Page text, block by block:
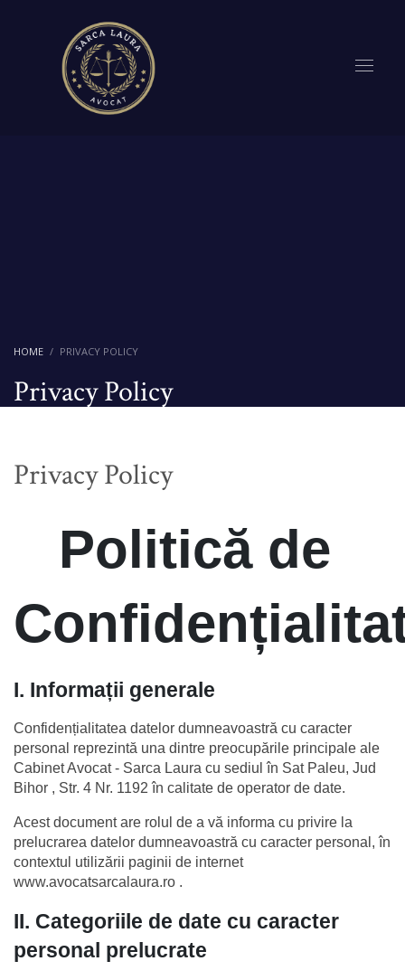
HOME PRIVACY POLICY
Privacy Policy
Privacy Policy
Politică de
I. Informații generale
Confidențialitatea datelor dumneavoastră cu caracter
personal reprezintă una dintre preocupările principale ale
Cabinet Avocat - Sarca Laura cu sediul în Sat Paleu, Jud
Bihor , Str. 4 Nr. 1192 în calitate de operator de date.
Acest document are rolul de a vă informa cu privire la
prelucrarea datelor dumneavoastră cu caracter personal, în
contextul utilizării paginii de internet
www.avocatsarcalaura.ro .
II. Categoriile de date cu caracter
personal prelucrate